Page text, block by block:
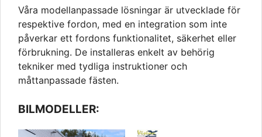
Våra modellanpassade lösningar är utvecklade för
respektive fordon, med en integration som inte
påverkar ett fordons funktionalitet, säkerhet eller
förbrukning. De installeras enkelt av behörig
tekniker med tydliga instruktioner och
måttanpassade fästen.
BILMODELLER: